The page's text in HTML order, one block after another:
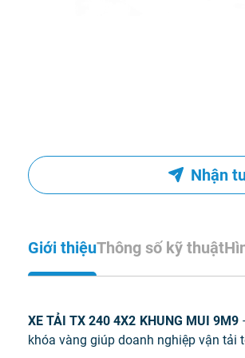
Nhận
Giới thiệuThông số kỹ thuật
XE TẢI TX 240 4X2 KHUNG MUI 9M9
khóa vàng giúp doanh nghiệp vận tải